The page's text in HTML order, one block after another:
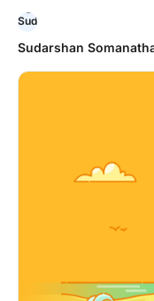
Sudarshan